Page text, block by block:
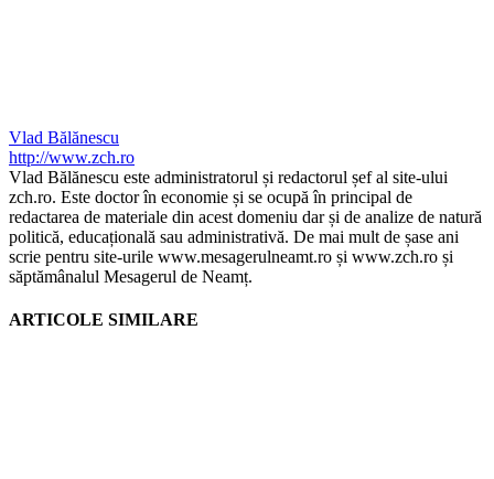
Vlad Bălănescu
http://www.zch.ro
Vlad Bălănescu este administratorul și redactorul șef al site-ului
zch.ro. Este doctor în economie și se ocupă în principal de
redactarea de materiale din acest domeniu dar și de analize de natură
politică, educațională sau administrativă. De mai mult de șase ani
scrie pentru site-urile www.mesagerulneamt.ro și www.zch.ro și
săptămânalul Mesagerul de Neamț.
ARTICOLE SIMILARE